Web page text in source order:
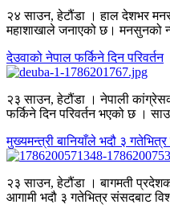
२४ साउन, हेटौंडा । हाल देशभर
महाशाखाले जनाएको छ। मनसुनको
देउवाको नेपाल फर्किने दिन परिवर्तन
२३ साउन, हेटौंडा । नेपाली
फर्किने दिन परिवर्तन भएको छ ।
मुख्यमन्त्री बानियाँले भदौ ३
२३ साउन, हेटौंडा । बागमती
आगामी भदौ ३ गतेभित्र संसदबाट